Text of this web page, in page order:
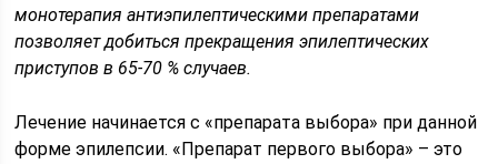
монотерапия антиэпилептическими препаратами
позволяет добиться прекращения эпилептических
приступов в 65-70 % случаев.
Лечение начинается с «препарата выбора» при данной
форме эпилепсии. «Препарат первого выбора» – это